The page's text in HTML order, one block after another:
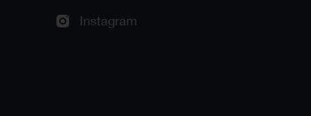
Instagram